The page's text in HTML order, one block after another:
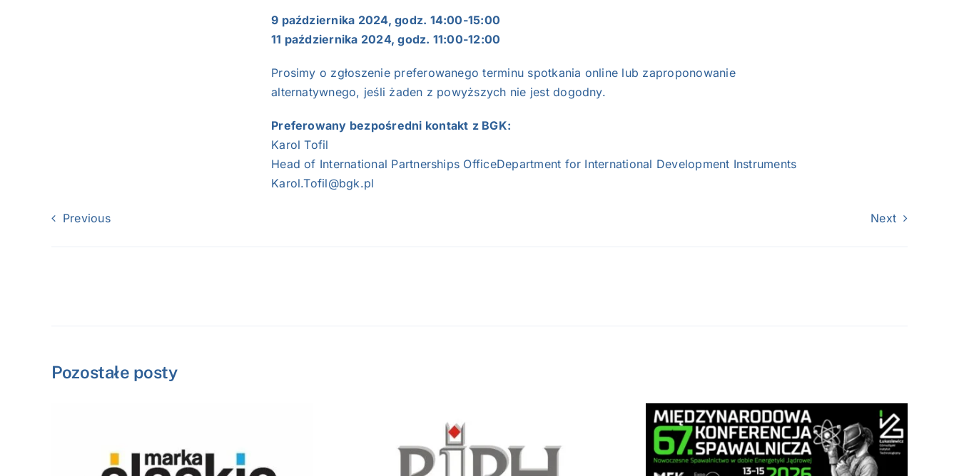
9 października 2024, godz. 14:00-15:00
11 października 2024, godz. 11:00-12:00
Prosimy o zgłoszenie preferowanego terminu spotkania online lub zaproponowanie
alternatywnego, jeśli żaden z powyższych nie jest dogodny.
Preferowany bezpośredni kontakt z BGK:
Karol Tofil
Head of International Partnerships OfficeDepartment for International Development Instruments
Karol.Tofil@bgk.pl
Previous Next
Pozostałe posty